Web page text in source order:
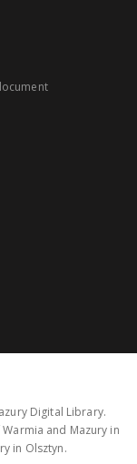
Digital Library.
and Mazury in
in Olsztyn.